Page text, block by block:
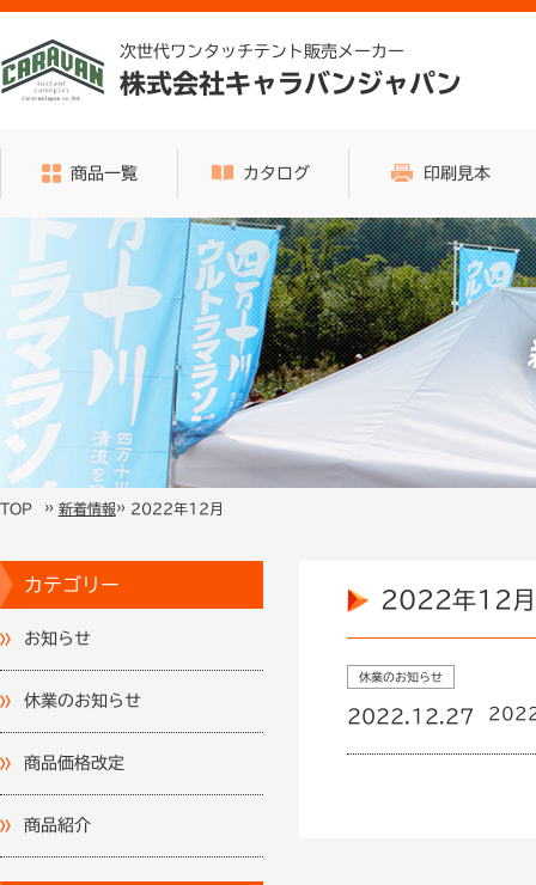
次世代ワンタッチテント販売メーカー
株式会社キャラバンジャパン
商品一覧 カタログ 印刷見本
TOP » 新着情報» 2022年12月
カテゴリー
お知らせ
休業のお知らせ
商品価格改定
商品紹介
2022年12月
休業のお知らせ
2022.12.27 2022